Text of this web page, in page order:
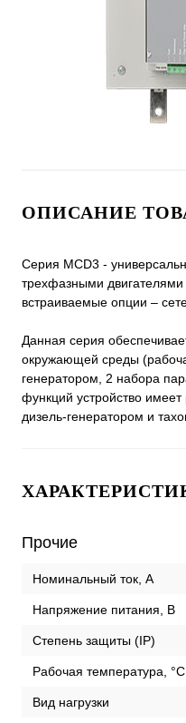
ОПИСАНИЕ
Серия MCD3 -
трехфазными
встраиваемые опции –
Данная серия
окружающей среды
генератором, 2 набора
функций устройство
дизель-генератором и
Прочие
Номинальный ток, А
Напряжение питания, В
Степень защиты (IP)
Рабочая температура, °С
Вид нагрузки